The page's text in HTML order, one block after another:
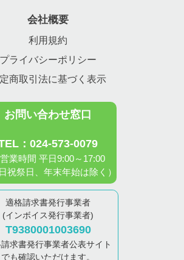
会社概要
利用規約
プライバシーポリシー
商取引法に基づく表示
お問い合わせ窓口
：024-573-0079
業時間 平日9:00～17:00
祝祭日、年末年始は除く）
適格請求書発行事業者
(インボイス発行事業者)
T9380001003690
求書発行事業者公表サイト
でも確認いただけます。